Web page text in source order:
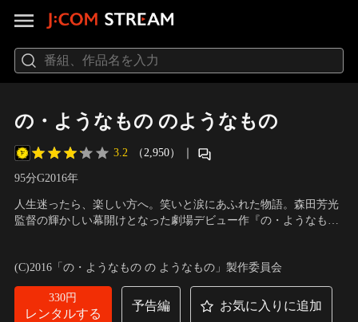
の・ようなもの のようなもの
3.2 （2,950） ｜
95分G2016年
人生迷ったら、楽しい方へ。笑いと涙にあふれた物語。森田芳光
監督の輝かしい幕開けとなった劇場デビュー作『の・ようなも
に“の・ようなもの”たちだらけの現代。オマージュを超えた、新
しい「青春映画」がここに誕生！
(C)2016「の・ようなもの の ようなもの」製作委員会
330円
レンタルする
予告編 お気に入りに追加